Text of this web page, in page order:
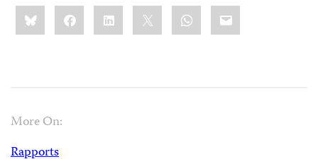
Share
this:BlueskyFacebookLinkedIn WhatsApp
Email
More On:
Rapports